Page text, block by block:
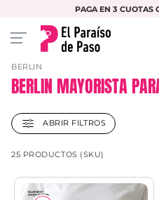
PAGA EN 3 CUOTAS
BERLIN
BERLIN MAYORISTA
ABRIR FILTROS
25 PRODUCTOS (SKU)